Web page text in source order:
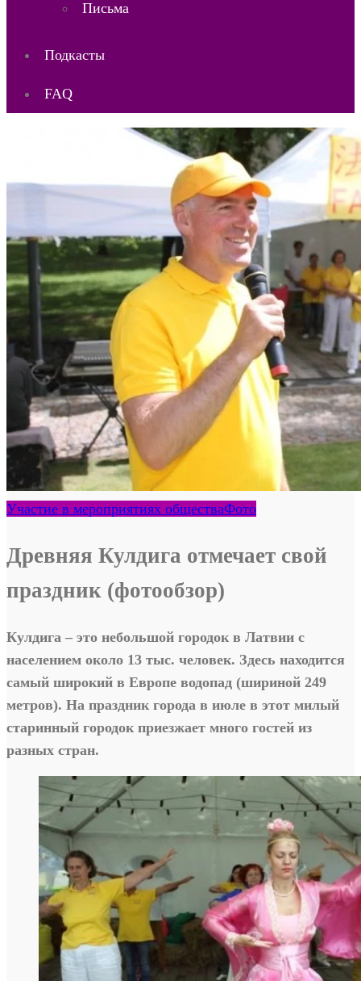
Письма
Подкасты
FAQ
Участие в мероприятиях обществаФото
Древняя Кулдига отмечает свой
праздник (фотообзор)
Кулдига – это небольшой городок в Латвии с
населением около 13 тыс. человек. Здесь находится
самый широкий в Европе водопад (шириной 249
метров). На праздник города в июле в этот милый
старинный городок приезжает много гостей из
разных стран.